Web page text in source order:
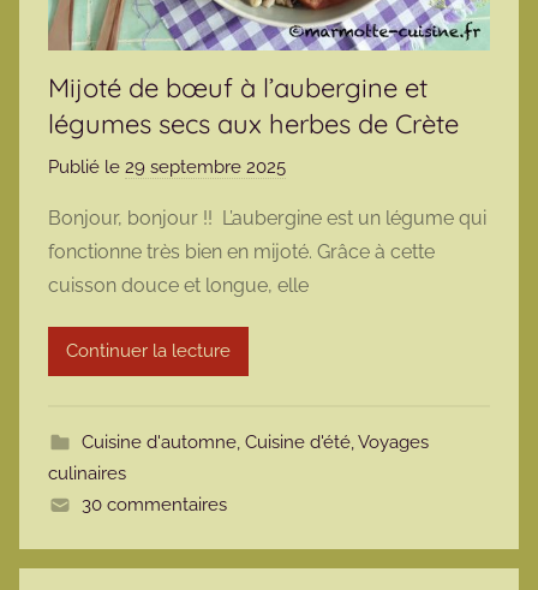
Mijoté de bœuf à l’aubergine et
légumes secs aux herbes de Crète
Publié le 29 septembre 2025
r
m
a
t
Bonjour, bonjour !! L’aubergine est un légume qui
fonctionne très bien en mijoté. Grâce à cette
cuisson douce et longue, elle
Continuer la lecture
Cuisine d'automne, Cuisine d'été,Voyages
culinaires
30 commentaires